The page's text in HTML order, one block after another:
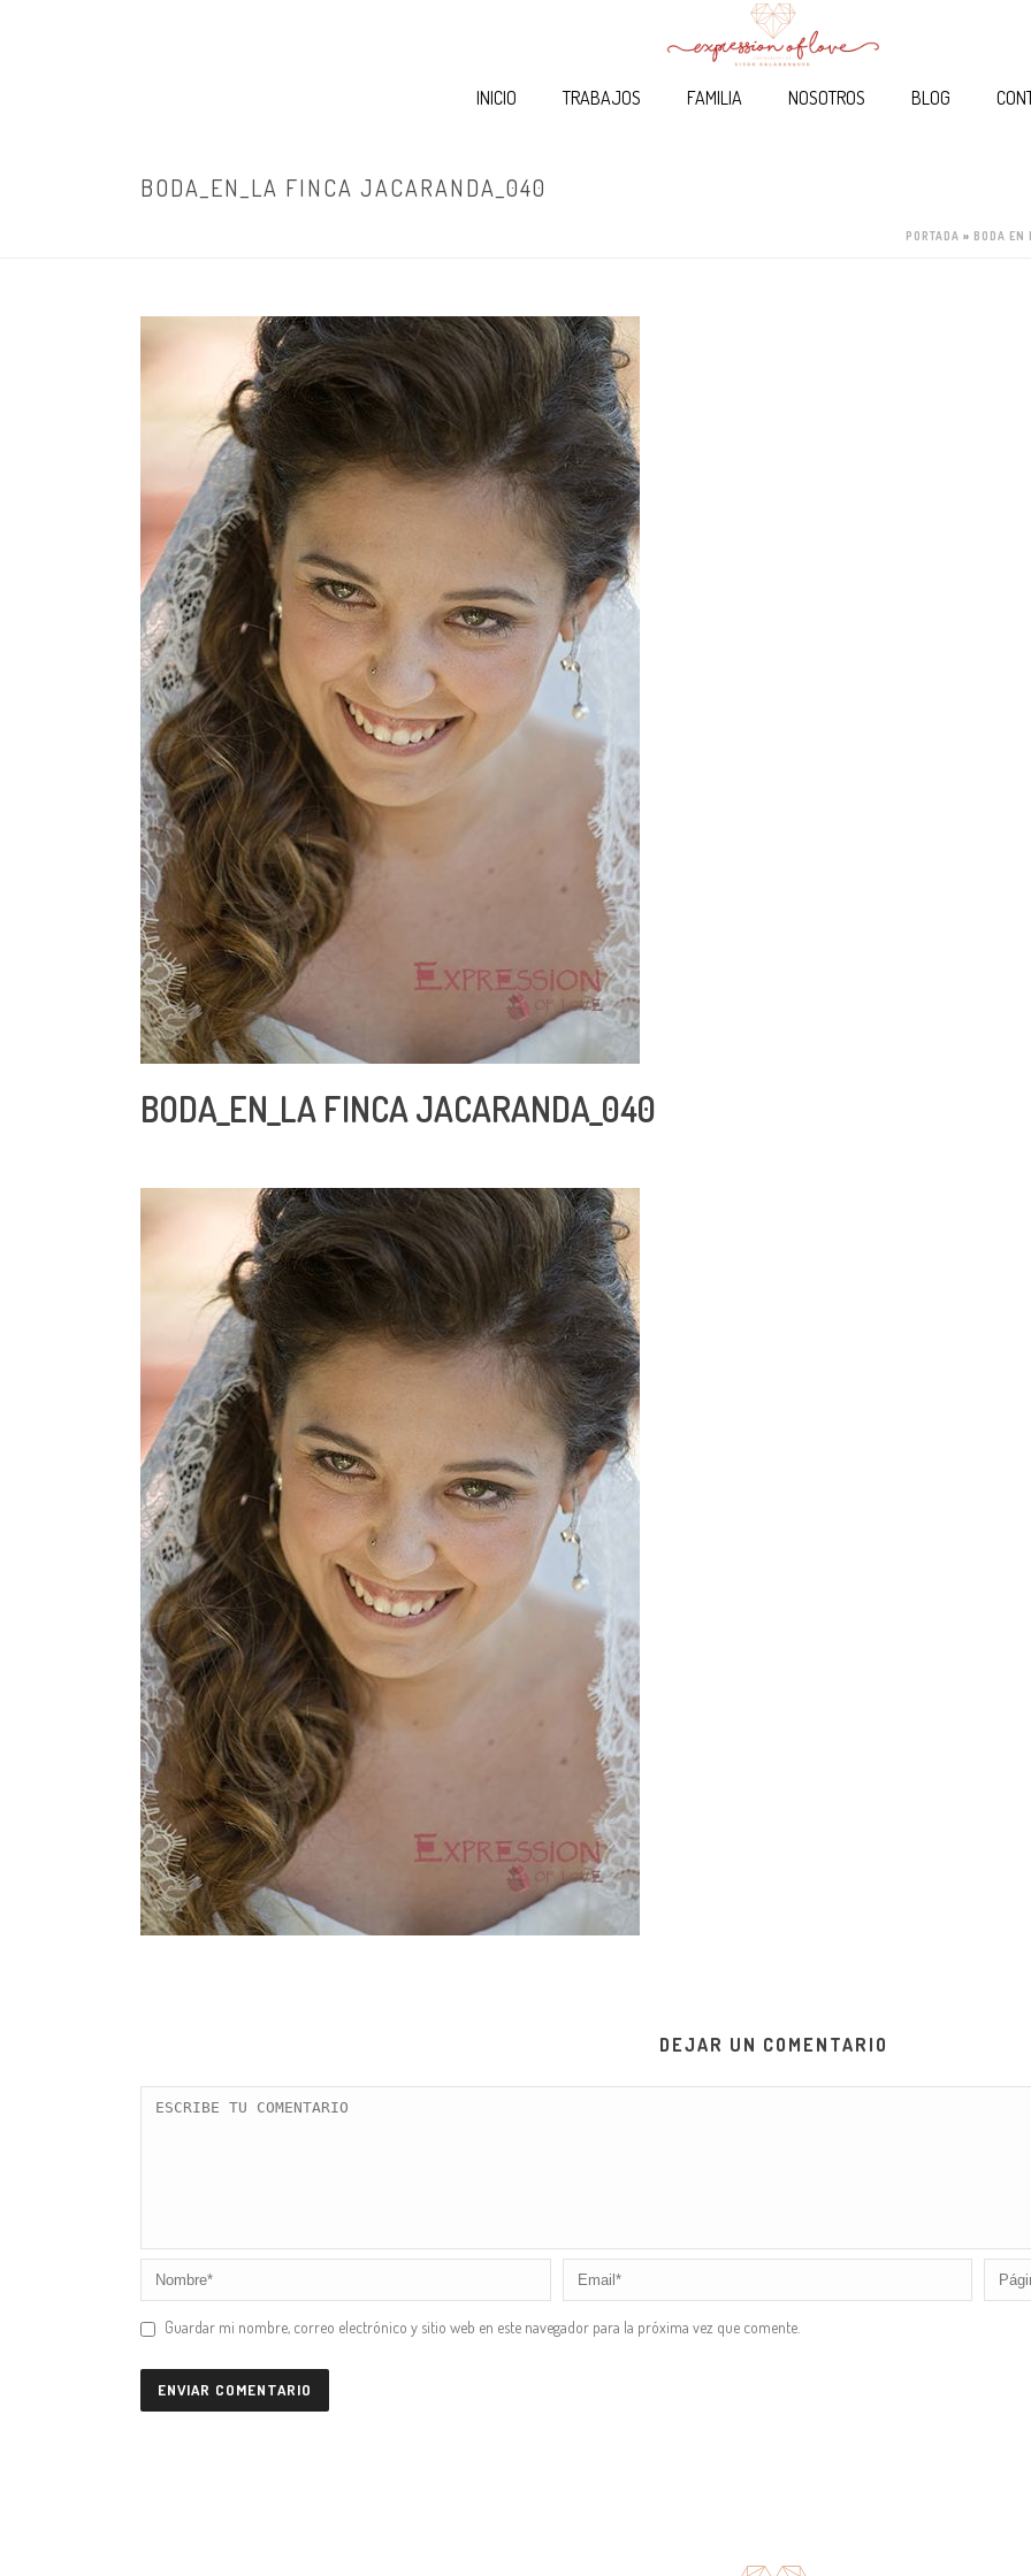
INICIO TRABAJOS FAMILIA NOSOTROS BLOG
BODA_EN_LA FINCA JACARANDA_040
PORTADA » BODA
BODA_EN_LA FINCA JACARANDA_040
DEJAR UN COMENTARIO
Guardar mi nombre, correo electrónico y sitio web en este navegador para la próxima vez que comente.